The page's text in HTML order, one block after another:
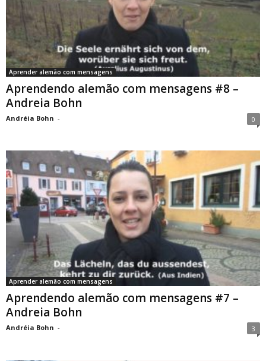
Aprender alemão com mensagens
Aprendendo alemão com mensagens #8 –
Andreia Bohn
Andréia Bohn - 0
Aprender alemão com mensagens
Aprendendo alemão com mensagens #7 –
Andreia Bohn
Andréia Bohn - 3